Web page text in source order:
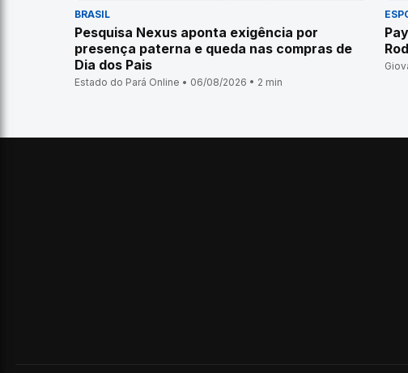
BRASIL
Pesquisa Nexus aponta exigência por
presença paterna e queda nas compras de
Dia dos Pais
Estado do Pará Online • 06/08/2026 • 2 min